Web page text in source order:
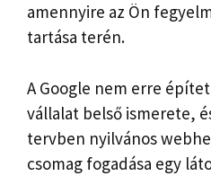
amennyire az Ön
tartása terén.
A Google nem erre
vállalat belső ismerete,
tervben nyilvános
csomag fogadása egy